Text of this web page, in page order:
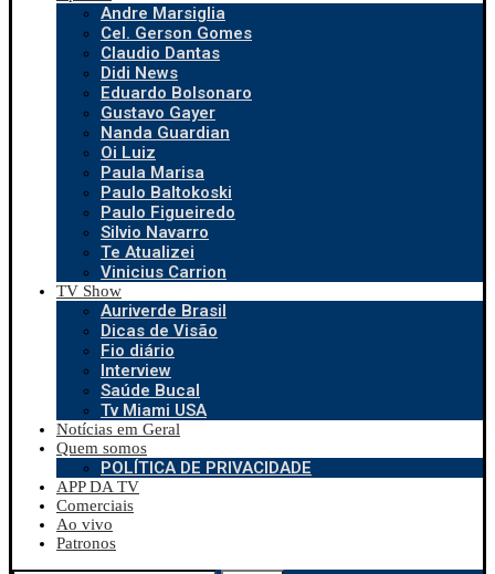
Andre Marsiglia
Cel. Gerson Gomes
Claudio Dantas
Didi News
Eduardo Bolsonaro
Gustavo Gayer
Nanda Guardian
Oi Luiz
Paula Marisa
Paulo Baltokoski
Paulo Figueiredo
Silvio Navarro
Te Atualizei
Vinicius Carrion
TV Show
Auriverde Brasil
Dicas de Visão
Fio diário
Interview
Saúde Bucal
Tv Miami USA
Notícias em Geral
Quem somos
POLÍTICA DE PRIVACIDADE
APP DA TV
Comerciais
Ao vivo
Patronos